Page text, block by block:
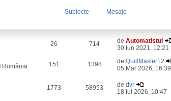
Subiecte
Mesaje
26 714 deAutomatistul
30 Iun 2021, 12:21
România
151 1398 deQuillMaster12
05 Mar 2026, 16:39
1773 58953 dedvr
18 Iul 2026, 10:47